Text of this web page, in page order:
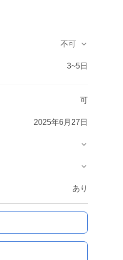
不可
3~5日
可
2025年6月27日
あり